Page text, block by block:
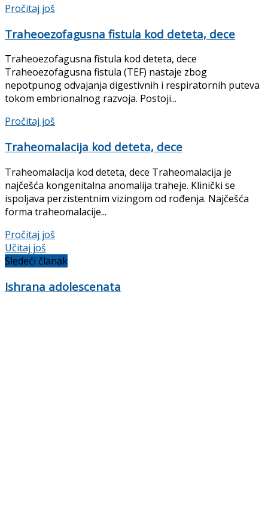
Pročitaj još
Traheoezofagusna fistula kod deteta, dece
Traheoezofagusna fistula kod deteta, dece
Traheoezofagusna fistula (TEF) nastaje zbog
nepotpunog odva­janja digestivnih i respiratornih puteva
tokom embrionalnog razvoja. Postoji...
Pročitaj još
Traheomalacija kod deteta, dece
Traheomalacija kod deteta, dece Traheomalacija je
najčešća kongenitalna anomalija traheje. Klinički se
ispoljava perzistentnim vizingom od rođenja. Najčešća
forma traheomalacije...
Pročitaj još
Učitaj još
Sledeći članak
Ishrana adolescenata